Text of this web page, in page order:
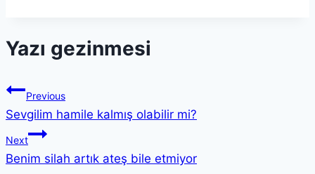
Yazı gezinmesi
Previous
Sevgilim hamile kalmış olabilir mi?
Next
Benim silah artık ateş bile etmiyor